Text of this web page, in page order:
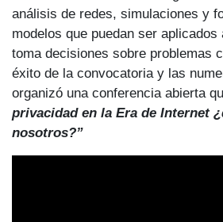
análisis de redes, simulaciones y
modelos que puedan ser
toma decisiones sobre problemas
éxito de la convocatoria y las
organizó una conferencia abierta
privacidad en la Era de Internet
nosotros?”